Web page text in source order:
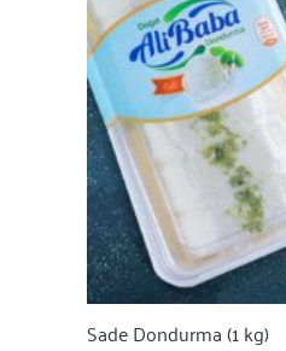
Sade Dondurma (1 kg)